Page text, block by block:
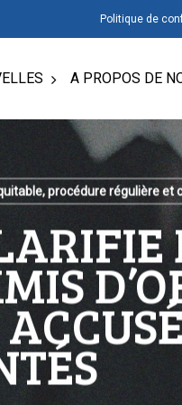
Politique de
A PROPOS DE
procédure régulière et